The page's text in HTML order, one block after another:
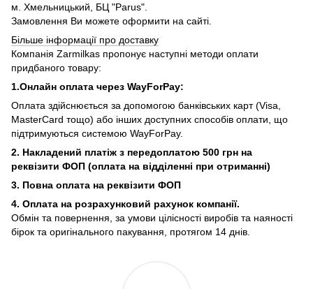
м. Хмельницький, БЦ "Parus".
Замовлення Ви можете оформити на сайті.
Більше інформації про доставку
Компанія Zarmilkas пропонує наступні методи оплати
придбаного товару:
1.Онлайн оплата через WayForPay:
Оплата здійснюється за допомогою банківських карт (Visa,
MasterCard тощо) або інших доступних способів оплати, що
підтримуються системою WayForPay.
2. Накладений платіж з передоплатою 500 грн на
реквізити ФОП (оплата на відділенні при отриманні)
3. Повна оплата на реквізити ФОП
4. Оплата на розрахунковий рахунок компанії.
Обмін та повернення, за умови цілісності виробів та наяності
бірок та оригінального пакування, протягом 14 днів.